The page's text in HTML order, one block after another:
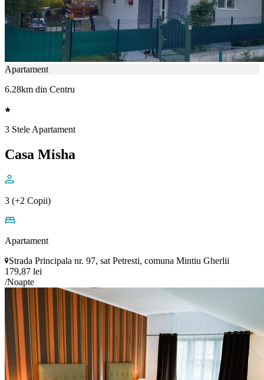
Apartament
6.28km din Centru
3 Stele Apartament
Casa Misha
3 (+2 Copii)
Apartament
Strada Principala nr. 97, sat Petresti, comuna Mintiu Gherlii
179,87 lei
/Noapte